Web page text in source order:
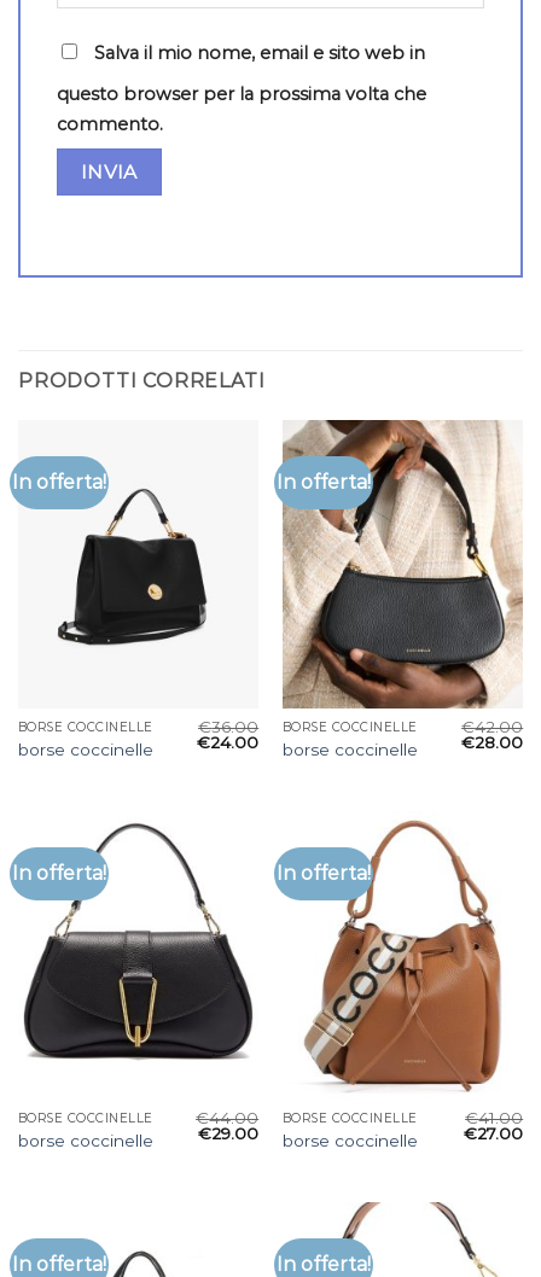
Salva il mio nome, email e sito web in
questo browser per la prossima volta che
commento.
PRODOTTI CORRELATI
In offerta!
BORSE COCCINELLE
borse coccinelle
€36.00
€24.00
In offerta!
BORSE COCCINELLE
borse coccinelle
€42.00
€28.00
In offerta!
BORSE COCCINELLE
borse coccinelle
€44.00
€29.00
In offerta!
BORSE COCCINELLE
borse coccinelle
€41.00
€27.00
In offerta! In offerta!